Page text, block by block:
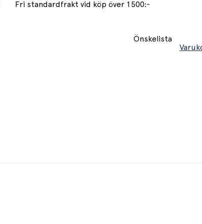
Fri standardfrakt vid köp över 1500:-
Önskelista